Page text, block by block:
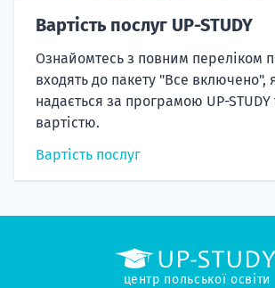
Вартість послуг UP-STUDY
Ознайомтесь з повним переліком
входять до пакету "Все включено",
надається за програмою UP-STUDY
вартістю.
Вартість послуг
центр польської освіти